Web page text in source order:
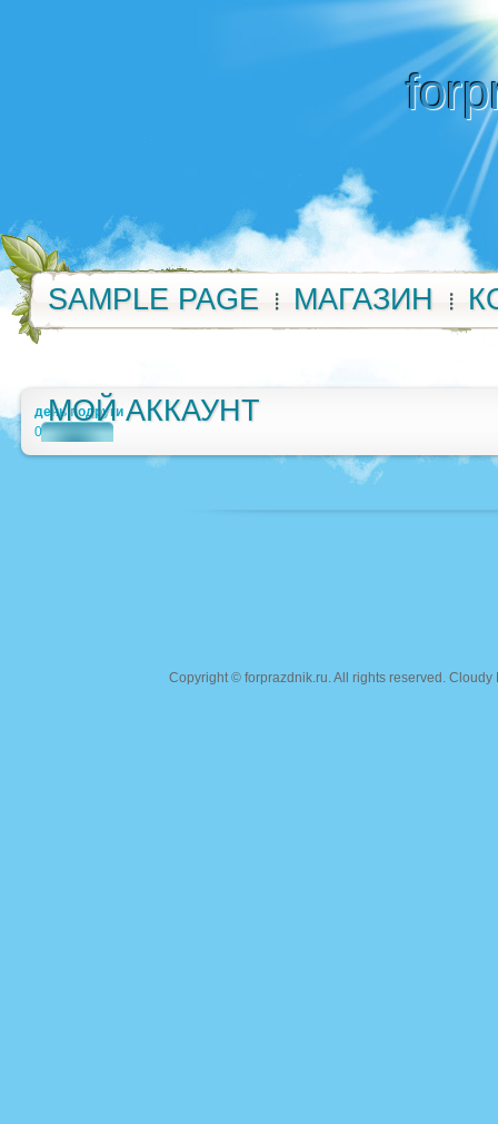
SAMPLE PAGE МАГАЗИН
МОЙ АККАУНТ
день подруги
0
Copyright © forprazdnik.ru. All rights reserved.